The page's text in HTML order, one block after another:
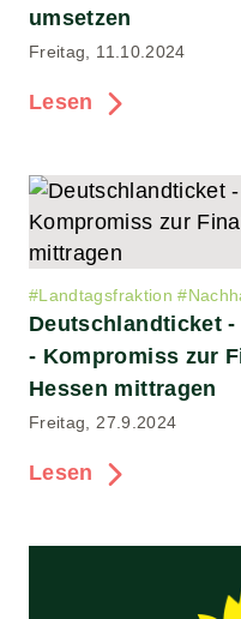
umsetzen
Freitag, 11.10.2024
Lesen
#Landtagsfraktion #
Deutschlandticket
- Kompromiss zur
Hessen mittragen
Freitag, 27.9.2024
Lesen